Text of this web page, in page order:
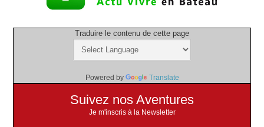
Traduire le contenu de cette page
Powered by Translate
Suivez nos Aventures
Je m'inscris à la Newsletter